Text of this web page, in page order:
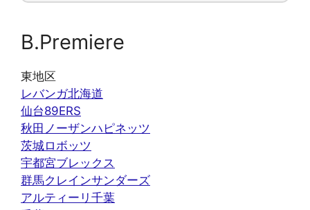
B.Premiere
東地区
レバンガ北海道
仙台89ERS
秋田ノーザンハピネッツ
茨城ロボッツ
宇都宮ブレックス
群馬クレインサンダーズ
アルティーリ千葉